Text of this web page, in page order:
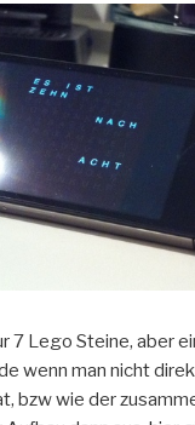
7 Lego Steine, aber
wenn man nicht
bzw wie der